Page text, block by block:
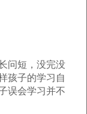
问短，没完没
孩子的学习自
误会学习并不